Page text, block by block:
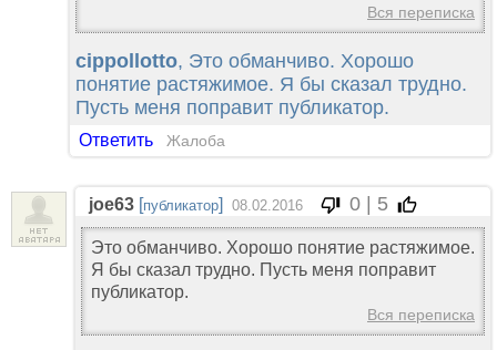
Вся переписка
cippollotto, Это обманчиво. Хорошо
понятие растяжимое. Я бы сказал трудно.
Пусть меня поправит публикатор.
Ответить Жалоба
joe63 [публикатор] 08.02.2016 0 | 5
Это обманчиво. Хорошо понятие растяжимое.
Я бы сказал трудно. Пусть меня поправит
публикатор.
Вся переписка